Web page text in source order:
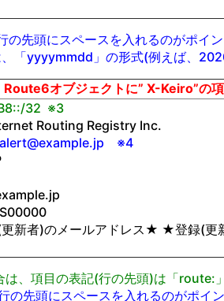
の先頭にスペースを入れるのがポイ
「yyyymmdd」の形式(例えば、
オブジェクトに” X-Keiro”の
32 ※3
Routing Registry Inc.
※4
新者)のメールアドレス★ ★登録(更
、項目の表記(行の先頭)は「route:
の先頭にスペースを入れるのがポイ